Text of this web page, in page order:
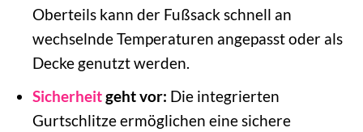
Oberteils kann der Fußsack schnell an
wechselnde Temperaturen angepasst oder als
Decke genutzt werden.
Sicherheitgeht vor: Die integrierten
Gurtschlitze ermöglichen eine sichere